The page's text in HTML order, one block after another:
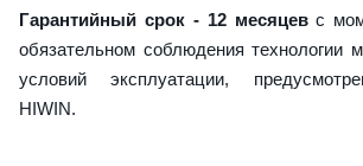
Гарантийный срок - 12 месяцевс
обязательном соблюдения технологии
условий эксплуатации,
HIWIN.